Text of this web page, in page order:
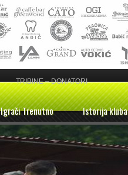
TRIBINE – DONATORI
Igrači Trenutno Istorija kluba